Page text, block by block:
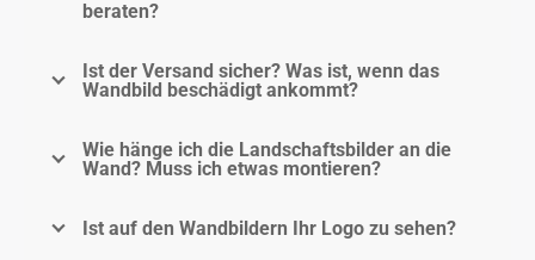
beraten?
Ist der Versand sicher? Was ist, wenn das
Wandbild beschädigt ankommt?
Wie hänge ich die Landschaftsbilder an die
Wand? Muss ich etwas montieren?
Ist auf den Wandbildern Ihr Logo zu sehen?